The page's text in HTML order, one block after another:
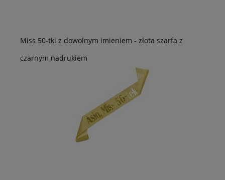
Miss 50-tki z dowolnym imieniem - złota szarfa z
czarnym nadrukiem